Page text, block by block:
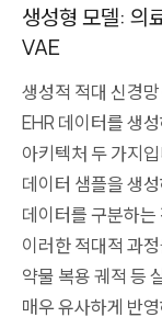
생성형 모델: 의
VAE
생성적 적대 신경
EHR 데이터를 생
아키텍처 두 가지
데이터 샘플을 생
데이터를 구분하
이러한 적대적 과
약물 복용 궤적 등
매우 유사하게 반